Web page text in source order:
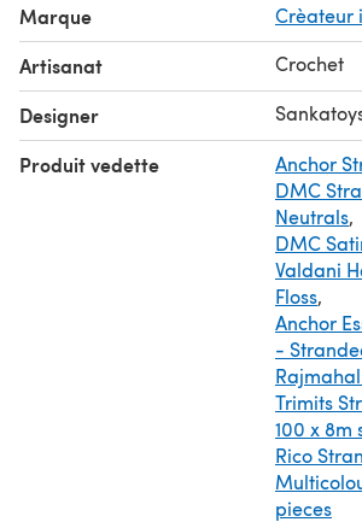
from thicker yarn!
- Hook №0.7 (0.7mm; it is extremely
from thin yarn, try different hook
be more convenient for you to crochet
thicker hook: №0.6-0.9)
Fiberfill (to stuff)
You must have basic crochet skills
+ video lesson "Thread mount (jointing
Marque Crèateur
Artisanat Crochet
Designer
Produit vedette Anchor
DMC
Neutrals,
DMC
Valdani
Floss,
Anchor
-
Trimits
100 x 8m
Rico
pieces